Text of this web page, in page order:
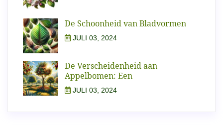
De Schoonheid van Bladvormen
JULI 03, 2024
De Verscheidenheid aan
Appelbomen: Een
JULI 03, 2024